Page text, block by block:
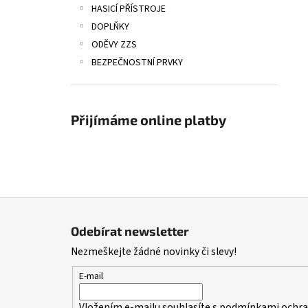
HASICÍ PŘÍSTROJE
DOPLŇKY
ODĚVY ZZS
BEZPEČNOSTNÍ PRVKY
Přijímáme online platby
Odebírat newsletter
Nezmeškejte žádné novinky či slevy!
E-mail